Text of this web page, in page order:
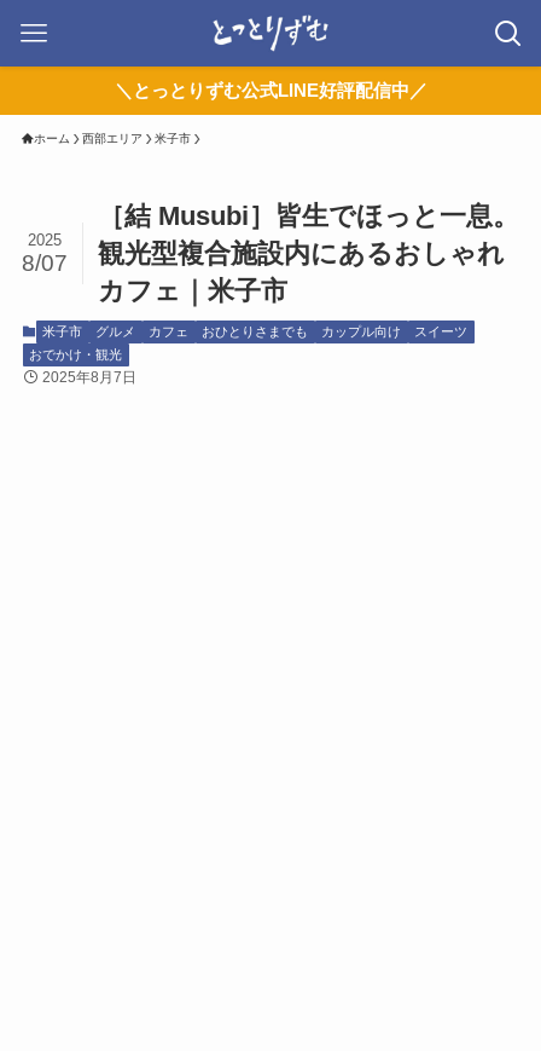
＼とっとりずむ公式LINE好評配信中／
ホーム 西部エリア 米子市
［結 Musubi］皆生でほっと一息。
観光型複合施設内にあるおしゃれ
カフェ｜米子市
2025
8/07
米子市 グルメ カフェ おひとりさまでも カップル向け
スイーツ
おでかけ・観光
2025年8月7日